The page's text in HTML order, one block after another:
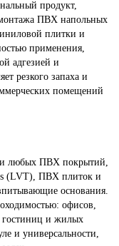
продукт,
ПВХ напольных
плитки и
применения,
адгезией и
резкого запаха и
помещений
любых ПВХ покрытий,
(LVT), ПВХ плиток и
основания.
офисов,
гостиниц и жилых
и универсальности,